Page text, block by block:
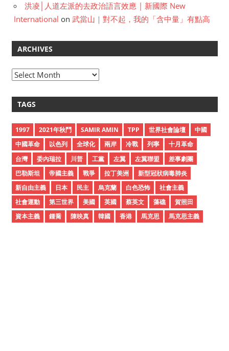
洪凌│人道左派的去政治語言效應 | 新國際 New
International on 武當山｜對不起，我的「含中量」有點高
ARCHIVES
A
h
v
e
s
TAGS
1997 2021年秋鬥 SAMIR AMIN TPP 世界社會論壇
中國
中國革命
以色列 全球化 兩岸 冷戰 列寧
十月革命
台灣
委內瑞拉 川普 工黨 左翼 左翼聯盟
差事劇團
巴勒斯坦
帝國主義 戰爭 拉丁美洲
新型冠狀病毒肺炎
新自由主義
日本 民主 烏克蘭 白色恐怖
社會主義
社會運動
第三世界 美國 英國 蔡英文 藻礁
賀照田
資本主義
鍾喬 陳映真 韓國 香港 馬克思 馬克思主義